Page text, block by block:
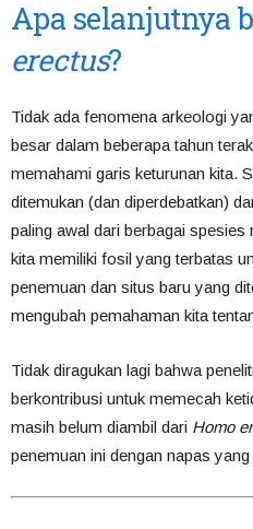
Apa selanjutnya
erectus?
Tidak ada fenomena arkeologi
besar dalam beberapa tahun
memahami garis keturunan kita.
ditemukan (dan diperdebatkan)
paling awal dari berbagai
kita memiliki fosil yang terbatas
penemuan dan situs baru yang
mengubah pemahaman kita
Tidak diragukan lagi bahwa
berkontribusi untuk memecah
masih belum diambil dari Homo
penemuan ini dengan napas